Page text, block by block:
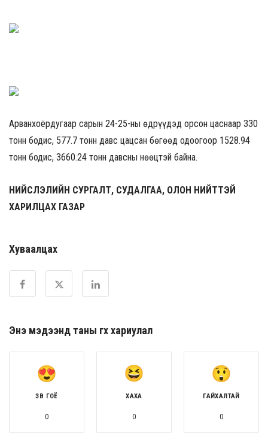
Арванхоёрдугаар сарын 24-25-ны өдрүүдэд орсон цаснаар 330
тонн бодис, 577.7 тонн давс цацсан бөгөөд одоогоор 1528.94
тонн бодис, 3660.24 тонн давсны нөөцтэй байна.
НИЙСЛЭЛИЙН СУРГАЛТ, СУДАЛГАА, ОЛОН НИЙТТЭЙ
ХАРИЛЦАХ ГАЗАР
Хуваалцах
Энэ мэдээнд таны өгөх хариулал
ЗӨВ ГОЁ
0
ХАХА
0
ГАЙХАЛТАЙ
0